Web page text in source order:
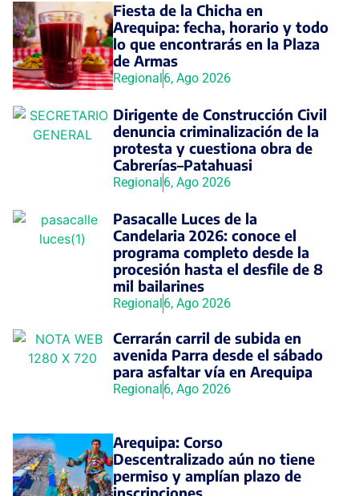
Fiesta de la Chicha en
Arequipa: fecha, horario y todo
lo que encontrarás en la Plaza
de Armas
Regional6, Ago 2026
Dirigente de Construcción Civil
denuncia criminalización de la
protesta y cuestiona obra de
Cabrerías–Patahuasi
Regional6, Ago 2026
Pasacalle Luces de la
Candelaria 2026: conoce el
programa completo desde la
procesión hasta el desfile de 8
mil bailarines
Regional6, Ago 2026
Cerrarán carril de subida en
avenida Parra desde el sábado
para asfaltar vía en Arequipa
Regional6, Ago 2026
Arequipa: Corso
Descentralizado aún no tiene
permiso y amplían plazo de